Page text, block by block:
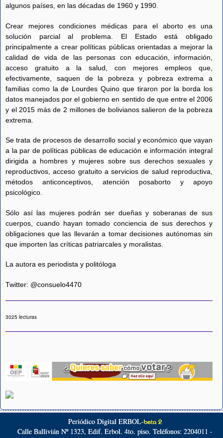
algunos países, en las décadas de 1960 y 1990.
Crear mejores condiciones médicas para el aborto es una
solución parcial al problema. El Estado está obligado
principalmente a crear políticas públicas orientadas a mejorar la
calidad de vida de las personas con educación, información,
acceso gratuito a la salud, con mejores empleos que,
efectivamente, saquen de la pobreza y pobreza extrema a
familias como la de Lourdes Quino que tiraron por la borda los
datos manejados por el gobierno en sentido de que entre el 2006
y el 2015 más de 2 millones de bolivianos salieron de la pobreza
extrema.
Se trata de procesos de desarrollo social y económico que vayan
a la par de políticas públicas de educación e información integral
dirigida a hombres y mujeres sobre sus derechos sexuales y
reproductivos, acceso gratuito a servicios de salud reproductiva,
métodos anticonceptivos, atención posaborto y apoyo
psicológico.
Sólo así las mujeres podrán ser dueñas y soberanas de sus
cuerpos, cuando hayan tomado conciencia de sus derechos y
obligaciones que las llevarán a tomar decisiones autónomas sin
que importen las críticas patriarcales y moralistas.
La autora es periodista y politóloga
Twitter: @consuelo4470
3025 lecturas
Periódico Digital ERBOL-beta 2
Calle Ballivián Nº 1323, Edif. Erbol. 4to. piso. Teléfonos: 2204011 -